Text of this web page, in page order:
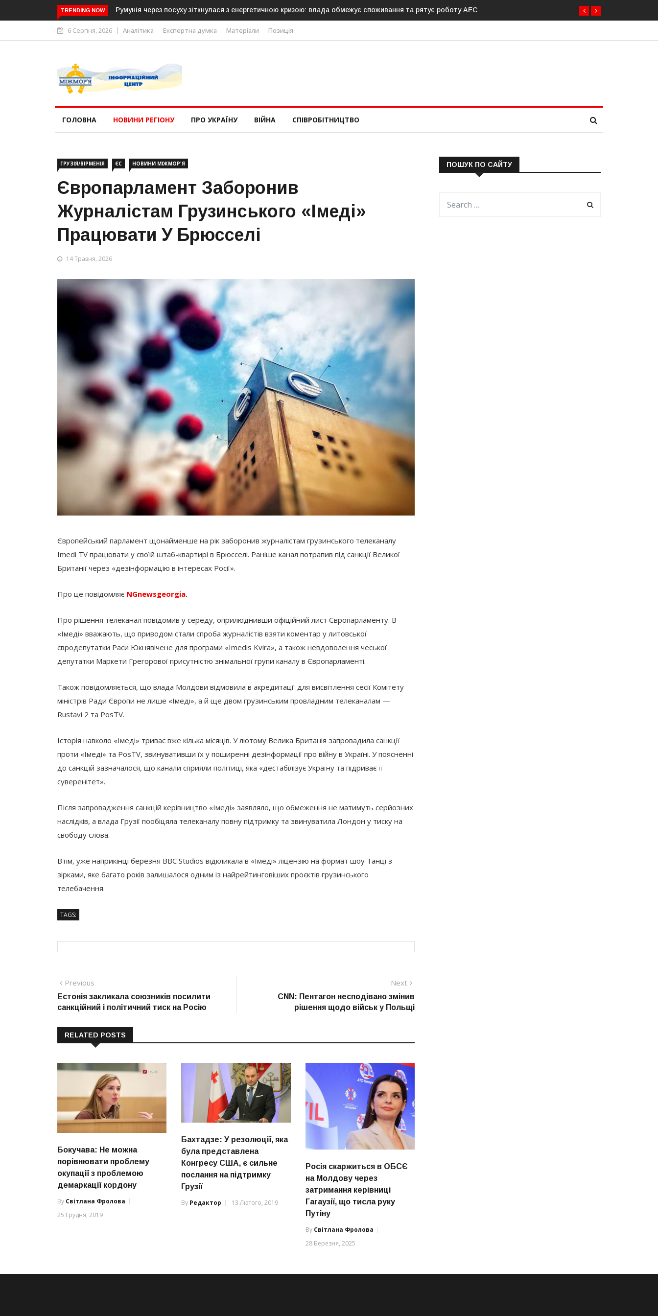
TRENDING NOW
Румунія через посуху зіткнулася з енергетичною кризою: влада обмежує споживання та рятує роботу АЕСЛатвія готова направити до 20 військових для операцій із розблокування
6 Серпня, 2026 Аналітика Експертна думка Матеріали Позиція
ГОЛОВНА НОВИНИ РЕГІОНУ ПРО УКРАЇНУ ВІЙНА СПІВРОБІТНИЦТВО
ГРУЗІЯ/ВІРМЕНІЯ ЄС НОВИНИ МІЖМОР'Я
Європарламент Заборонив
Журналістам Грузинського «Імеді»
Працювати У Брюсселі
14 Травня, 2026
Європейський парламент щонайменше на рік заборонив журналістам грузинського телеканалу
Imedi TV працювати у своїй штаб-квартирі в Брюсселі. Раніше канал потрапив під санкції Великої
Британії через «дезінформацію в інтересах Росії».
Про це повідомляє NGnewsgeorgia.
Про рішення телеканал повідомив у середу, оприлюднивши офіційний лист Європарламенту. В
«Імеді» вважають, що приводом стали спроба журналістів взяти коментар у литовської
євродепутатки Раси Юкнявічене для програми «Imedis Kvira», а також невдоволення чеської
депутатки Маркети Грегорової присутністю знімальної групи каналу в Європарламенті.
Також повідомляється, що влада Молдови відмовила в акредитації для висвітлення сесії Комітету
міністрів Ради Європи не лише «Імеді», а й ще двом грузинським провладним телеканалам —
Rustavi 2 та PosTV.
Історія навколо «Імеді» триває вже кілька місяців. У лютому Велика Британія запровадила санкції
проти «Імеді» та PosTV, звинувативши їх у поширенні дезінформації про війну в Україні. У поясненні
до санкцій зазначалося, що канали сприяли політиці, яка «дестабілізує Україну та підриває її
суверенітет».
Після запровадження санкцій керівництво «Імеді» заявляло, що обмеження не матимуть серйозних
наслідків, а влада Грузії пообіцяла телеканалу повну підтримку та звинуватила Лондон у тиску на
свободу слова.
Втім, уже наприкінці березня BBC Studios відкликала в «Імеді» ліцензію на формат шоу Танці з
зірками, яке багато років залишалося одним із найрейтинговіших проєктів грузинського
телебачення.
TAGS:
Навігація
записів
Previous
post:
Естонія закликала союзників посилити
санкційний і політичний тиск на Росію
Next
CNN: Пентагон несподівано змінив
рішення щодо військ у Польщі
RELATED POSTS
Бокучава: Не можна
порівнювати проблему
окупації з проблемою
демаркації кордону
By Світлана Фролова
25 Грудня, 2019
Бахтадзе: У резолюції, яка
була представлена
Конгресу США, є сильне
послання на підтримку
Грузії
By Редактор 13 Лютого, 2019
Росія скаржиться в ОБСЄ
на Молдову через
затримання керівниці
Гагаузії, що тисла руку
Путіну
By Світлана Фролова
28 Березня, 2025
ПОШУК ПО САЙТУ